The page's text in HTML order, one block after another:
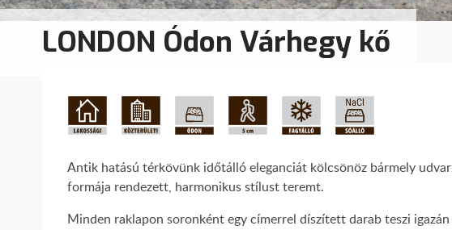
LONDON Ódon Várhegy kő
Antik hatású térkövünk időtálló eleganciát kölcsönöz bármely
formája rendezett, harmonikus stílust teremt.
Minden raklapon soronként egy címerrel díszített darab teszi